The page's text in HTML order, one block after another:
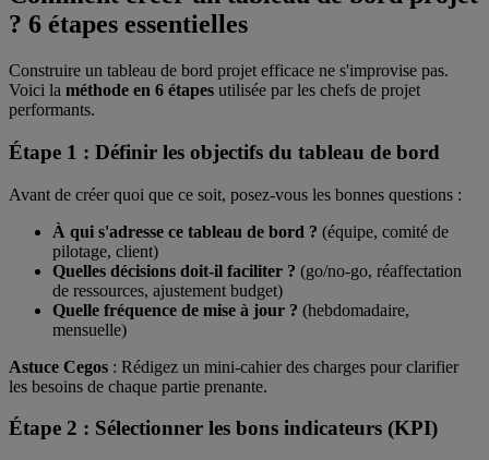
? 6 étapes essentielles
Construire un tableau de bord projet efficace ne s'improvise pas.
Voici la méthode en 6 étapes utilisée par les chefs de projet
performants.
Étape 1 : Définir les objectifs du tableau de bord
Avant de créer quoi que ce soit, posez-vous les bonnes questions :
À qui s'adresse ce tableau de bord ? (équipe, comité de
pilotage, client)
Quelles décisions doit-il faciliter ? (go/no-go, réaffectation
de ressources, ajustement budget)
Quelle fréquence de mise à jour ? (hebdomadaire,
mensuelle)
Astuce Cegos : Rédigez un mini-cahier des charges pour clarifier
les besoins de chaque partie prenante.
Étape 2 : Sélectionner les bons indicateurs (KPI)